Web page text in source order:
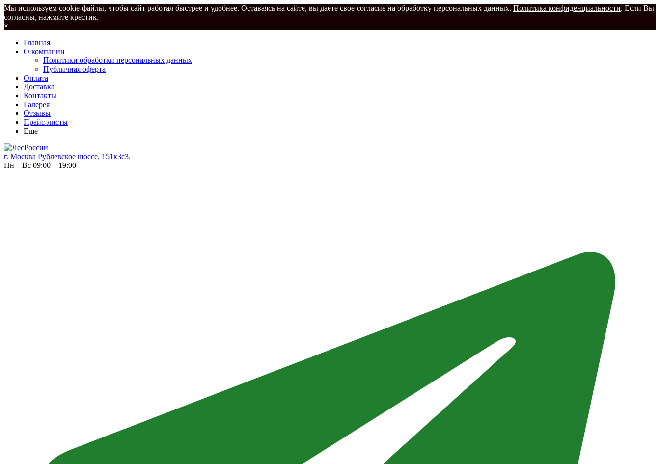
Мы используем cookie-файлы, чтобы сайт работал быстрее и удобнее. Оставаясь на сайте, вы даете свое согласие на обработку персональных данных. Политика конфиденциальности. Если Вы
согласны, нажмите крестик.
×
Главная
О компании
Политики обработки персональных данных
Публичная оферта
Оплата
Доставка
Контакты
Галерея
Отзывы
Прайс-листы
Еще
г. Москва Рублевское шоссе, 151к3с3.
Пн—Вс 09:00—19:00